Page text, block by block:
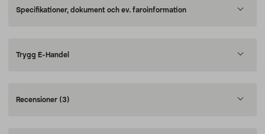
Specifikationer, dokument och ev. faroinformation
Trygg E-Handel
Recensioner (3)